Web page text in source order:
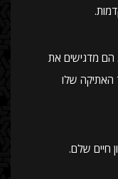
הם מדגישים את
האתיקה שלו
חיים שלם.